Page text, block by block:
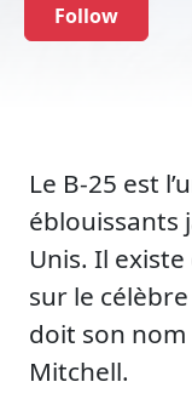
Follow
Le B-25 est
éblouissants
Unis. Il
sur le
doit son
Mitchell.